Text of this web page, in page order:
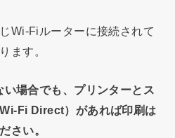
Wi-Fiルーターに接続されて
ます。
場合でも、プリンターとス
Fi Direct）があれば印刷は
さい。